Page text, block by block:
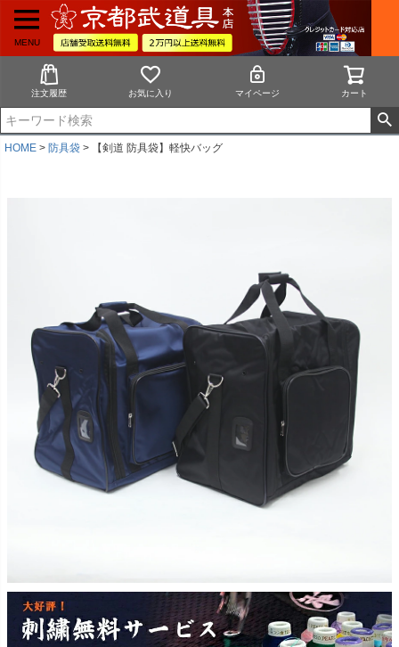
MENU
注文履歴 お気に入り マイページ カート
HOME 防具袋 【剣道 防具袋】軽快バッグ